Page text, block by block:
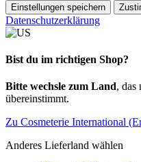
Einstellungen speichern
Datenschutzerklärung
Bist du im richtigen Shop?
Bitte wechsle zum Land, das
übereinstimmt.
Zu Cosmeterie International
Anderes Lieferland wählen